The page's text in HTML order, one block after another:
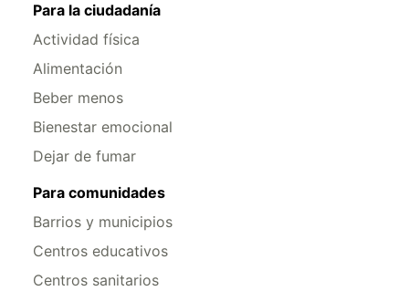
Para la ciudadanía
Actividad física
Alimentación
Beber menos
Bienestar emocional
Dejar de fumar
Para comunidades
Barrios y municipios
Centros educativos
Centros sanitarios